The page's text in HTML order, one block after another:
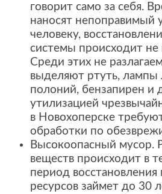
говорит само за себя.
наносят непоправимый
человеку,
системы происходит не
Среди этих не
выделяют ртуть,
полоний, бензапирен и
утилизацией
в Новохоперске
обработки по
Высокоопасный мусор.
веществ происходит в
период
ресурсов займет до 30